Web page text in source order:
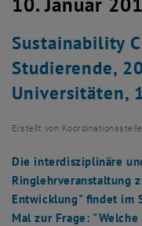
Zurück: Subseiten von TU
Zurück zur letzten
TU Wien
Übersicht
Sustainability
Studierende,
Universitäten,
Erstellt von
Die interdisziplinäre
Ringlehrveranstaltung
Entwicklung" findet im
Mal zur Frage: